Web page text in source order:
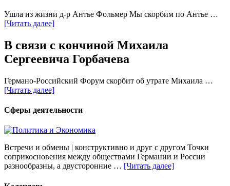
Ушла из жизни д-р Антье Фольмер Мы скорбим по Антье …
[Читать далее]
В связи с кончиной Михаила
Сергеевича Горбачева
Германо-Российский Форум скорбит об утрате Михаила …
[Читать далее]
Сферы деятельности
Встречи и обмены | конструктивно и друг с другом Точки
соприкосновения между обществами Германии и России
разнообразны, а двусторонние … [Читать далее]